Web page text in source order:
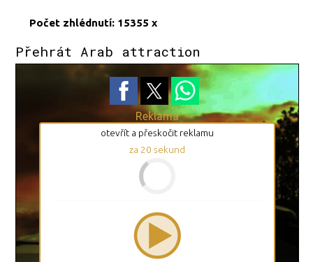
Počet zhlédnutí: 15355 x
Přehrát Arab attraction
Reklama
otevřít a přeskočit reklamu
za 20 sekund